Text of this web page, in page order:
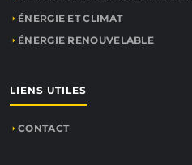
ÉNERGIE ET CLIMAT
ÉNERGIE RENOUVELABLE
LIENS UTILES
CONTACT